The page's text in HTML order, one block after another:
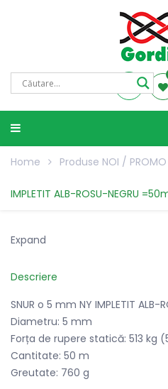
Home Produse NOI / PROMO
IMPLETIT ALB-ROSU-NEGRU
Expand
Descriere
SNUR o 5 mm NY IMPLETIT
Diametru: 5 mm
Forța de rupere statică: 513 kg
Cantitate: 50 m
Greutate: 760 g